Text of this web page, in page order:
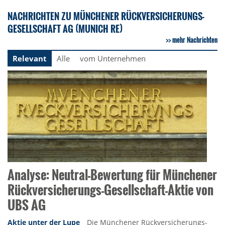
NACHRICHTEN ZU MÜNCHENER RÜCKVERSICHERUNGS-
GESELLSCHAFT AG (MUNICH RE)
mehr Nachrichten
Relevant
Alle vom Unternehmen
Analyse: Neutral-Bewertung für Münchener
Rückversicherungs-Gesellschaft-Aktie von
UBS AG
Aktie unter der Lupe Die Münchener Rückversicherungs-